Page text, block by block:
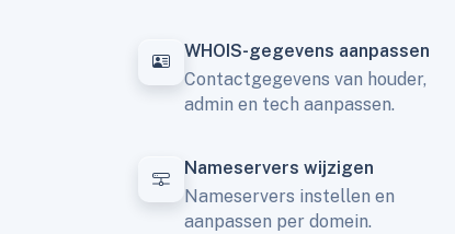
WHOIS-gegevens aanpassen
Contactgegevens van houder,
admin en tech aanpassen.
Nameservers wijzigen
Nameservers instellen en
aanpassen per domein.